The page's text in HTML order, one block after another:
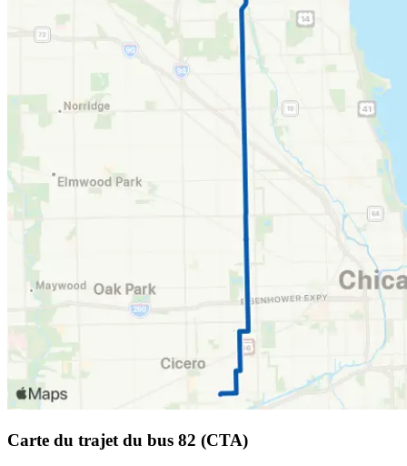
Carte du trajet du bus 82 (CTA)